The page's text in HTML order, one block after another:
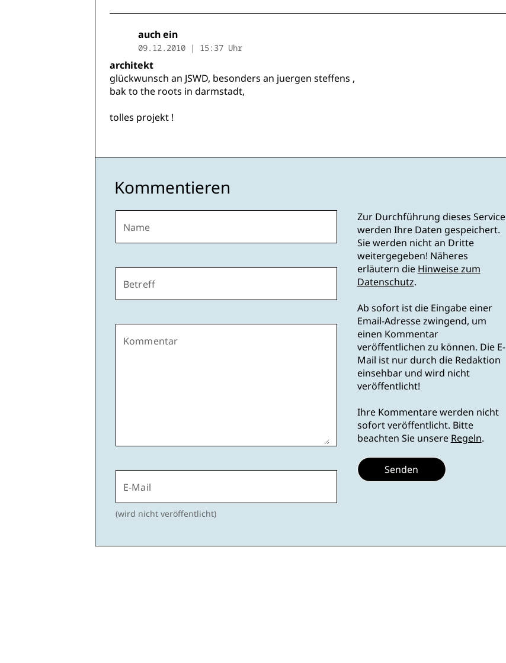
auch ein
09.12.2010 | 15:37 Uhr
architekt
glückwunsch an JSWD, besonders an juergen steffens ,
bak to the roots in darmstadt,
tolles projekt !
Kommentieren
Name
Betreff
Kommentar
E-Mail
(wird nicht veröffentlicht)
Zur Durchführung dieses Service
werden Ihre Daten gespeichert.
Sie werden nicht an Dritte
weitergegeben! Näheres
erläutern die Hinweise zum
Datenschutz.
Ab sofort ist die Eingabe einer
Email-Adresse zwingend, um
einen Kommentar
veröffentlichen zu können. Die E-
Mail ist nur durch die Redaktion
einsehbar und wird nicht
veröffentlicht!
Ihre Kommentare werden nicht
sofort veröffentlicht. Bitte
beachten Sie unsere Regeln.
Senden